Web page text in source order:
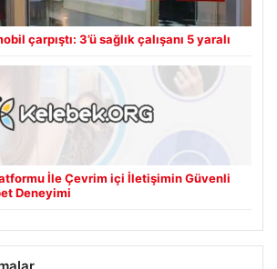
çarpıştı: 3’ü sağlık çalışanı 5 yaralı
İle Çevrim içi İletişimin Güvenli
Deneyimi